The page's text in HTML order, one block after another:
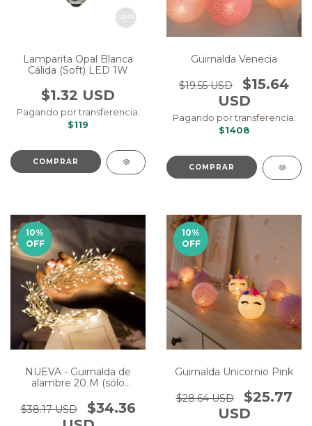
Lamparita Opal Blanca
Cálida (Soft) LED 1W
$1.32 USD
Pagando por transferencia:
$119
Guirnalda Venecia
$19.55 USD
$15.64
USD
Pagando por transferencia:
$1408
COMPRAR
10%
OFF
NUEVA - Guirnalda de
alambre 20 M (sólo
$38.17 USD
$34.36
10%
OFF
Guirnalda Unicornio Pink
$28.64 USD
$25.77
USD